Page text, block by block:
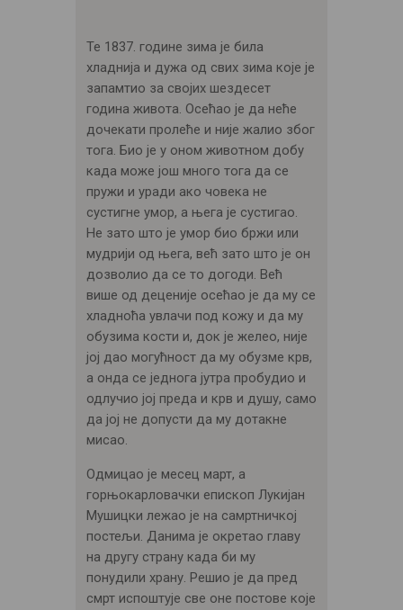
Те 1837. године зима је била
хладнија и дужа од свих зима које је
запамтио за својих шездесет
година живота. Осећао је да неће
дочекати пролеће и није жалио због
тога. Био је у оном животном добу
када може још много тога да се
пружи и уради ако човека не
сустигне умор, а њега је сустигао.
Не зато што је умор био бржи или
мудрији од њега, већ зато што је он
дозволио да се то догоди. Већ
више од деценије осећао је да му се
хладноћа увлачи под кожу и да му
обузима кости и, док је желео, није
јој дао могућност да му обузме крв,
а онда се једнога јутра пробудио и
одлучио јој преда и крв и душу, само
да јој не допусти да му дотакне
мисао.
Одмицао је месец март, а
горњокарловачки епископ Лукијан
Мушицки лежао је на самртничкој
постељи. Данима је окретао главу
на другу страну када би му
понудили храну. Решио је да пред
смрт испоштује све оне постове које